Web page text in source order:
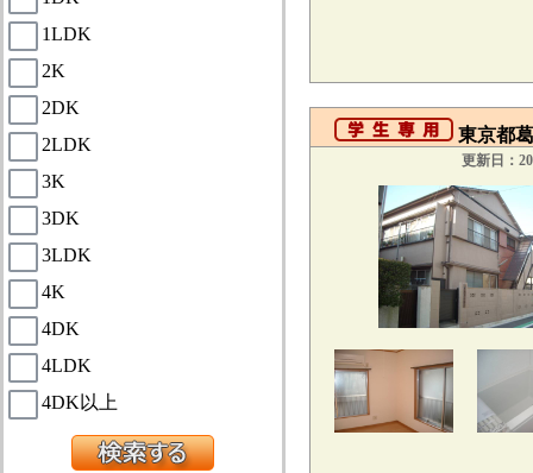
1LDK
2K
2DK
2LDK
3K
3DK
3LDK
4K
4DK
4LDK
4DK以上
東京都
更新日：